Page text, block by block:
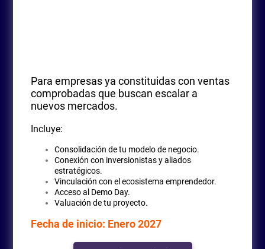
Para empresas ya constituidas con ventas
comprobadas que buscan escalar a
nuevos mercados.
Incluye:
Consolidación de tu modelo de negocio.
Conexión con inversionistas y aliados
estratégicos.
Vinculación con el ecosistema emprendedor.
Acceso al Demo Day.
Valuación de tu proyecto.
Fecha de inicio: Enero 2027